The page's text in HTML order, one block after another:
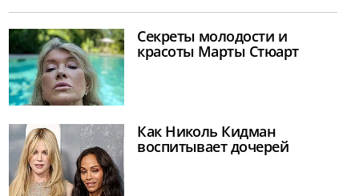
Секреты молодости и
красоты Марты Стюарт
Как Николь Кидман
воспитывает дочерей